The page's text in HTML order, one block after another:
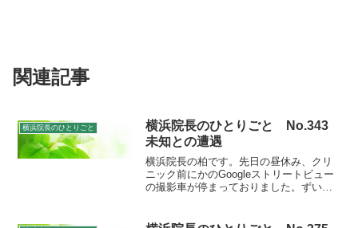
関連記事
横浜院長のひとりごと
横浜院長のひとりごと No.343
未知との遭遇
横浜院長の柏です。先日の昼休み、クリ
ニック前にかのGoogleストリートビュー
の撮影車が停まっておりました。ずいぶ
てた印象でしたね。前回は、「近眼性」